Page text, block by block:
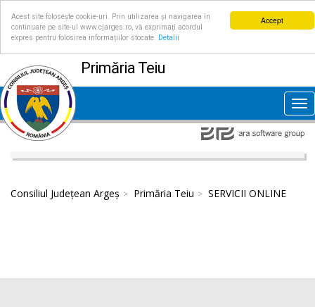
Accept
Acest site folosește cookie-uri. Prin utilizarea și navigarea în
continuare pe site-ul www.cjarges.ro, vă exprimați acordul
expres pentru folosirea informațiilor stocate.
Detalii
Primăria Teiu
Consiliul Județean Argeș Primăria Teiu SERVICII ONLINE